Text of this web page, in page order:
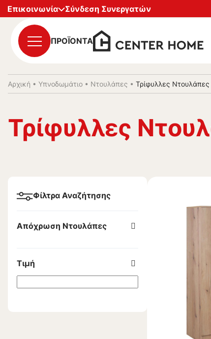
Επικοινωνία
Σύνδεση Συνεργατών
ΠΡΟΪΟΝΤΑ
Αρχική • Υπνοδωμάτιο • Ντουλάπες • Τρίφυλλες Ντουλάπες
Τρίφυλλες
Φίλτρα Αναζήτησης
Απόχρωση Ντουλάπες
Τιμή